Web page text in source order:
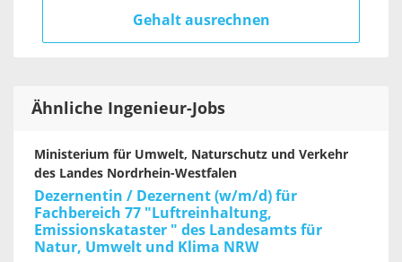
Gehalt ausrechnen
Ähnliche Ingenieur-Jobs
Ministerium für Umwelt, Naturschutz und Verkehr
des Landes Nordrhein-Westfalen
Dezernentin / Dezernent (w/m/d) für
Fachbereich 77 "Luftreinhaltung,
Emissionskataster " des Landesamts für
Natur, Umwelt und Klima NRW